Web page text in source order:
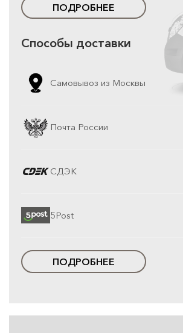
ПОДРОБНЕЕ
Способы доставки
Самовывоз из Москвы
Почта России
СДЭК
5Post
ПОДРОБНЕЕ